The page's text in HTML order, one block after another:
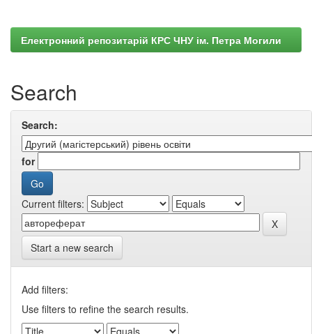
Електронний репозитарій КРС ЧНУ ім. Петра Могили
Search
Search:
for
Current filters:
Start a new search
Add filters:
Use filters to refine the search results.